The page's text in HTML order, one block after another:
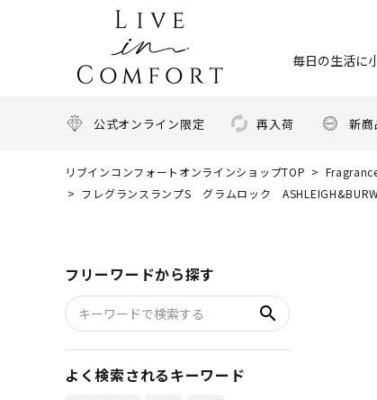
毎日の生活に
公式オンライン限定 再入荷 新商
リブインコンフォートオンラインショップTOP
フレグランスランプS グラムロック
フリーワードから探す
search
よく検索されるキーワード